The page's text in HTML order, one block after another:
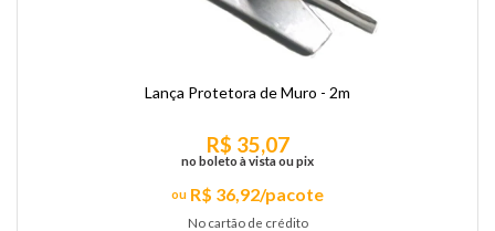
Lança Protetora de Muro - 2m
R$ 36,92/pacote
No cartão de crédito
R$ 35,07
no boleto à vista ou pix